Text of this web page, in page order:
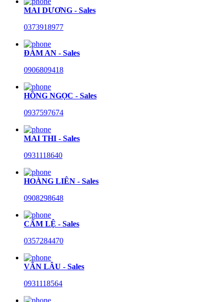
MAI DƯƠNG - Sales
0373918977
ĐÀM AN - Sales
0906809418
HỒNG NGỌC - Sales
0937597674
MAI THI - Sales
0931118640
HOÀNG LIÊN - Sales
0908298648
CẨM LỆ - Sales
0357284470
VĂN LÂU - Sales
0931118564